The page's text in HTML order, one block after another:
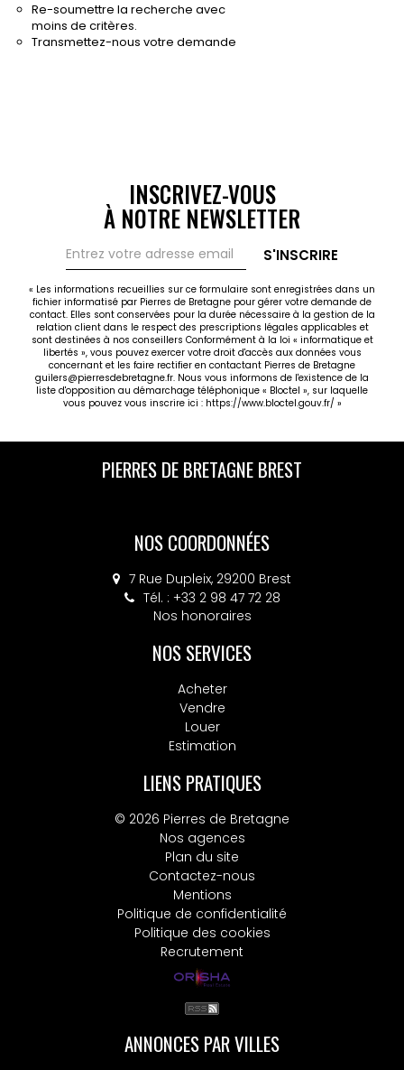
Re-soumettre la recherche avec
moins de critères.
Transmettez-nous votre demande
INSCRIVEZ-VOUS
À NOTRE NEWSLETTER
S'INSCRIRE
« Les informations recueillies sur ce formulaire sont enregistrées dans un
fichier informatisé par Pierres de Bretagne pour gérer votre demande de
contact. Elles sont conservées pour la durée nécessaire à la gestion de la
relation client dans le respect des prescriptions légales applicables et
sont destinées à nos conseillers Conformément à la loi « informatique et
libertés », vous pouvez exercer votre droit d'accès aux données vous
concernant et les faire rectifier en contactant Pierres de Bretagne
guilers@pierresdebretagne.fr. Nous vous informons de l'existence de la
liste d'opposition au démarchage téléphonique « Bloctel », sur laquelle
vous pouvez vous inscrire ici : https://www.bloctel.gouv.fr/ »
PIERRES DE BRETAGNE BREST
NOS COORDONNÉES
7 Rue Dupleix, 29200 Brest
Tél. : +33 2 98 47 72 28
Nos honoraires
NOS SERVICES
Acheter
Vendre
Louer
Estimation
LIENS PRATIQUES
© 2026 Pierres de Bretagne
Nos agences
Plan du site
Contactez-nous
Mentions
Politique de confidentialité
Politique des cookies
Recrutement
ANNONCES PAR VILLES